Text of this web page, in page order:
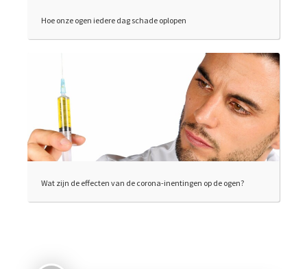
Hoe onze ogen iedere dag schade oplopen
Wat zijn de effecten van de corona-inentingen op de ogen?